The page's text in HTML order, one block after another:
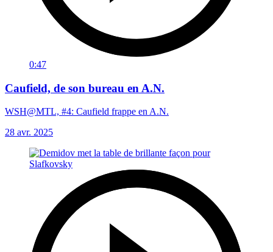
0:47
Caufield, de son bureau en A.N.
WSH@MTL, #4: Caufield frappe en A.N.
28 avr. 2025